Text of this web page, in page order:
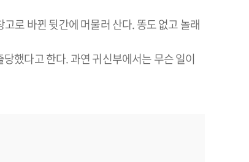
로 바뀐 뒷간에 머물러 산다. 똥도 없고 놀래
했다고 한다. 과연 귀신부에서는 무슨 일이